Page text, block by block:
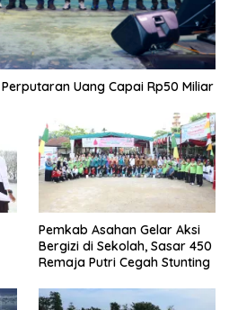
Uang Capai Rp50 Miliar
Pemkab Asahan Gelar Aksi
Bergizi di Sekolah, Sasar 450
Remaja Putri Cegah Stunting